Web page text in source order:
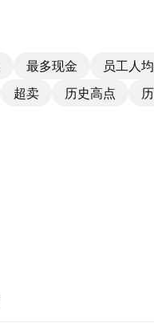
最多现金 员工人
超卖 历史高点